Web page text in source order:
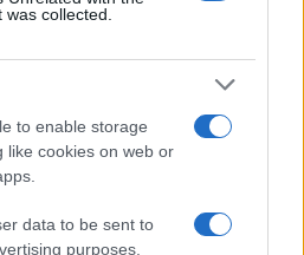
collected.
to enable storage
like cookies on web or
data to be sent to
purposes.
από reCAPTCHA, ισχύουν
ΑΤΤΙΚΟΝ
στοGoogle News